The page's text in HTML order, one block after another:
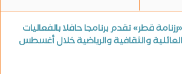
«رزنامة قطر» تقدم برنامجا حافلا بالفعاليات
العائلية والثقافية والرياضية خلال أغسطس